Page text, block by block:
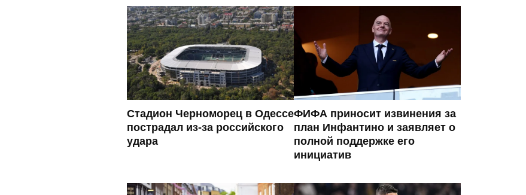
Стадион Черноморец в Одессе
пострадал из-за российского
удара
ФИФА приносит извинения за
план Инфантино и заявляет о
полной поддержке его
инициатив